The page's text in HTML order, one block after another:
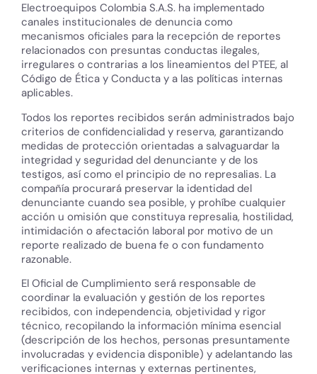
Electroequipos Colombia S.A.S. ha implementado
canales institucionales de denuncia como
mecanismos oficiales para la recepción de reportes
relacionados con presuntas conductas ilegales,
irregulares o contrarias a los lineamientos del PTEE, al
Código de Ética y Conducta y a las políticas internas
aplicables.
Todos los reportes recibidos serán administrados bajo
criterios de confidencialidad y reserva, garantizando
medidas de protección orientadas a salvaguardar la
integridad y seguridad del denunciante y de los
testigos, así como el principio de no represalias. La
compañía procurará preservar la identidad del
denunciante cuando sea posible, y prohíbe cualquier
acción u omisión que constituya represalia, hostilidad,
intimidación o afectación laboral por motivo de un
reporte realizado de buena fe o con fundamento
razonable.
El Oficial de Cumplimiento será responsable de
coordinar la evaluación y gestión de los reportes
recibidos, con independencia, objetividad y rigor
técnico, recopilando la información mínima esencial
(descripción de los hechos, personas presuntamente
involucradas y evidencia disponible) y adelantando las
verificaciones internas y externas pertinentes,